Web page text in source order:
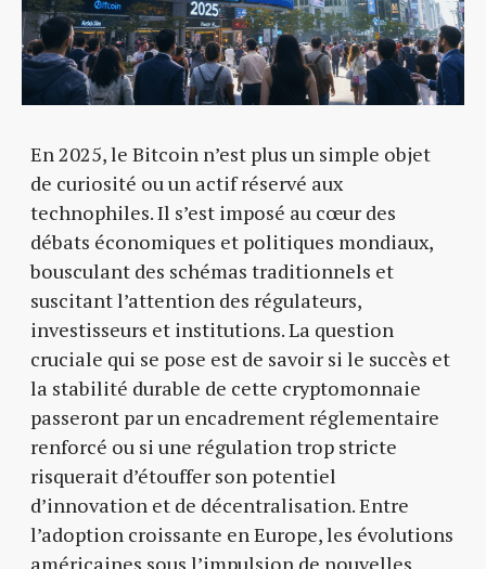
En 2025, le Bitcoin n’est plus un simple objet
de curiosité ou un actif réservé aux
technophiles. Il s’est imposé au cœur des
débats économiques et politiques mondiaux,
bousculant des schémas traditionnels et
suscitant l’attention des régulateurs,
investisseurs et institutions. La question
cruciale qui se pose est de savoir si le succès et
la stabilité durable de cette cryptomonnaie
passeront par un encadrement réglementaire
renforcé ou si une régulation trop stricte
risquerait d’étouffer son potentiel
d’innovation et de décentralisation. Entre
l’adoption croissante en Europe, les évolutions
américaines sous l’impulsion de nouvelles